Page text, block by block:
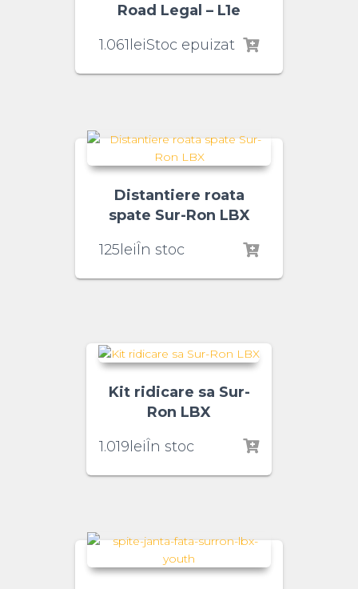
Road Legal – L1e
1.061 leiStoc epuizat
Distantiere roata
spate Sur-Ron LBX
125 leiÎn stoc
Kit ridicare sa Sur-
Ron LBX
1.019leiÎn stoc